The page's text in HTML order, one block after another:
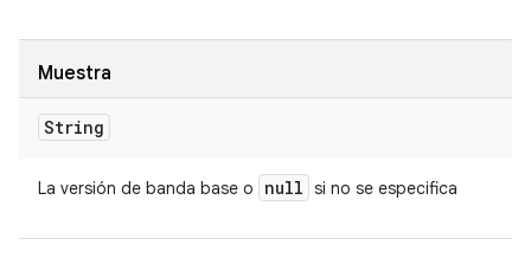
Muestra
String
La versión de banda base o null si no se especifica